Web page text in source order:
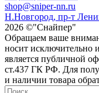
shop@sniper-nn.ru
Н.Новгород, пр-т
2026 ©"Снайпер"
Обращаем ваше
носит исключительно
является публичной
ст.437 ГК РФ. Для
и наличии товара